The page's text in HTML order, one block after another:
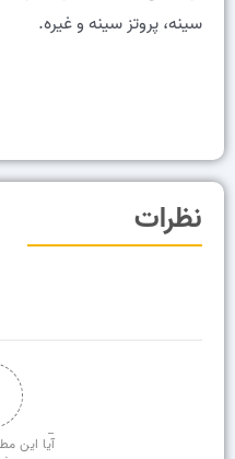
سینه، پروتز سینه و غیره.
نظرات
آیا این